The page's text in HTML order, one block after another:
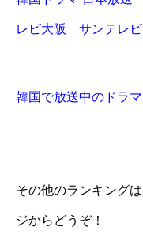
レビ大阪 サンテレ
韓国で放送中のドラ
その他のランキング
ジからどうぞ！